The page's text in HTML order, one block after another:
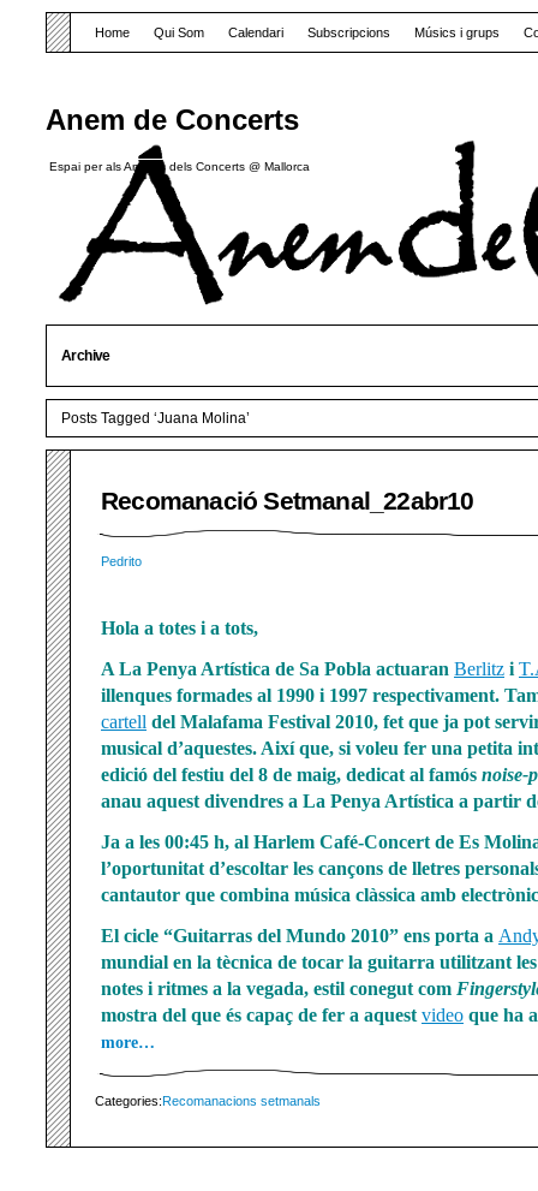
Anem de Concerts
Espai per als Amants dels Concerts @ Mallorca
Home Qui Som Calendari Subscripcions Músics i grups
Archive
Posts Tagged ‘Juana Molina’
Recomanació Setmanal_22abr10
Pedrito
Hola a totes i a tots,
A La Penya Artística de Sa Pobla actuaran Berlitz i
illenques formades al 1990 i 1997 respectivament.
cartell del Malafama Festival 2010, fet que ja pot
musical d’aquestes. Així que, si voleu fer una petita
edició del festiu del 8 de maig, dedicat al famós noise-
anau aquest divendres a La Penya Artística a partir
Ja a les 00:45 h, al Harlem Café-Concert de Es
l’oportunitat d’escoltar les cançons de lletres
cantautor que combina música clàssica amb
El cicle “Guitarras del Mundo 2010” ens porta a
mundial en la tècnica de tocar la guitarra utilitzant
notes i ritmes a la vegada, estil conegut com
mostra del que és capaç de fer a aquest video que ha
more…
Categories:Recomanacions setmanals